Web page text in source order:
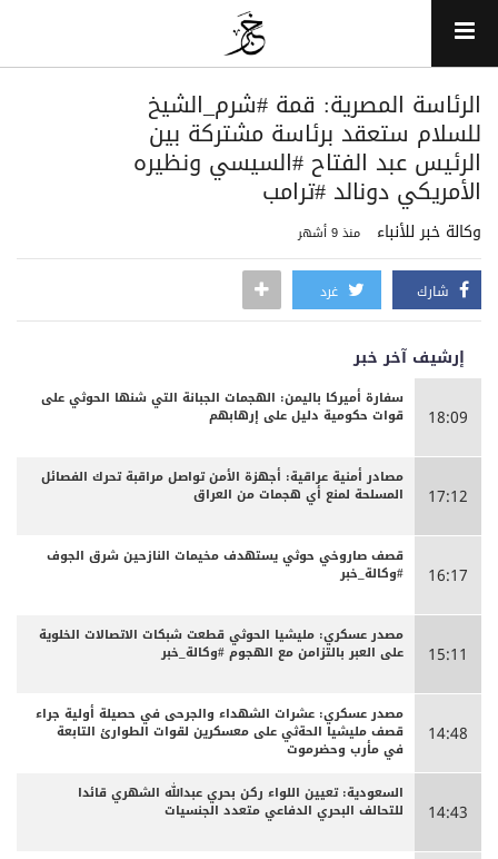
الرئاسة المصرية: قمة ‎#شرم_الشيخ
للسلام ستعقد برئاسة مشتركة بين
الرئيس عبد الفتاح ‎#السيسي ونظيره
الأمريكي دونالد ‎#ترامب
وكالة خبر للأنباء منذ 9 أشهر
شارك غرد
إرشيف آخر خبر
18:09
سفارة أميركا باليمن: الهجمات الجبانة التي شنها الحوثي على
قوات حكومية دليل على إرهابهم
17:12
مصادر أمنية عراقية: أجهزة الأمن تواصل مراقبة تحرك الفصائل
المسلحة لمنع أي هجمات من العراق
16:17
قصف صاروخي حوثي يستهدف مخيمات النازحين شرق الجوف
#وكالة_خبر
15:11
مصدر عسكري: مليشيا الحوثي قطعت شبكات الاتصالات الخلوية
على العبر بالتزامن مع الهجوم #وكالة_خبر
14:48
مصدر عسكري: عشرات الشهداء والجرحى ‏في حصيلة أولية جراء
قصف مليشيا الحةثي على معسكرين لقوات الطوارئ التابعة
في مأرب وحضرموت
14:43
السعودية: تعيين اللواء ركن بحري عبدالله الشهري قائدا
للتحالف البحري الدفاعي متعدد الجنسيات